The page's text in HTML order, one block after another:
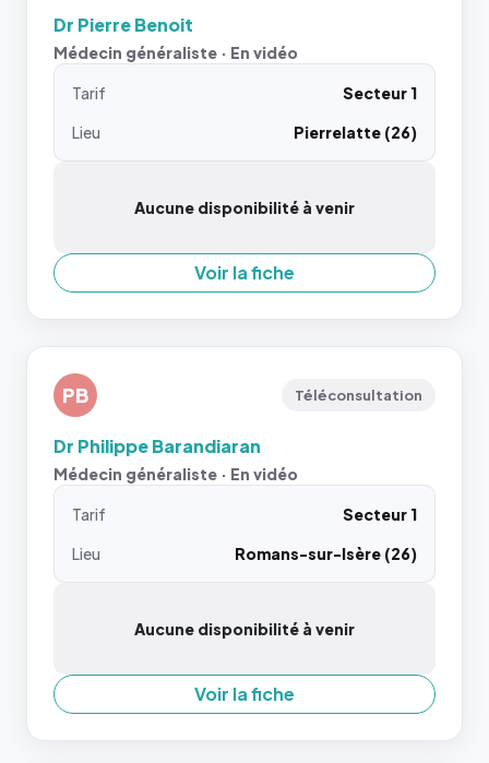
Dr Pierre Benoit
Médecin généraliste · En vidéo
Tarif
Secteur 1
Lieu
Pierrelatte (26)
Aucune disponibilité à venir
Voir la fiche
PB Téléconsultation
Dr Philippe Barandiaran
Médecin généraliste · En vidéo
Tarif
Secteur 1
Lieu
Romans-sur-Isère (26)
Aucune disponibilité à venir
Voir la fiche